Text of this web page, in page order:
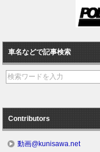
車名などで記事検索
Contributors
動画@kunisawa.net